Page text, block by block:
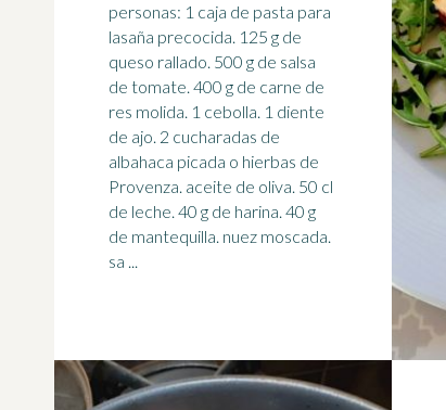
personas: 1 caja de pasta para
lasaña precocida. 125 g de
queso rallado. 500 g de salsa
de tomate. 400 g de carne de
res molida. 1 cebolla. 1 diente
de ajo. 2 cucharadas de
albahaca picada o hierbas de
Provenza. aceite de oliva. 50 cl
de leche. 40 g de harina. 40 g
de mantequilla. nuez moscada.
sa ...